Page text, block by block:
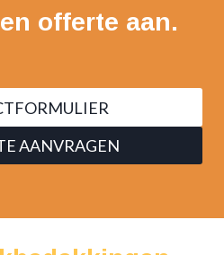
offerte aan.
AANVRAGEN